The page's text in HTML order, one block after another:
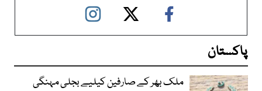
پاکستان
ملک بھر کے صارفین کیلیے بجلی مہنگی